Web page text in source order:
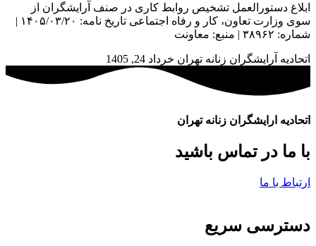
ابلاغ دستورالعمل تشخیص روابط کاری در صنف آرایشگران از
سوی وزارت تعاون، کار و رفاه اجتماعی تاریخ نامه: ۱۴۰۵/۰۳/۲۰ |
شماره: ۳۸۹۶۲ | منبع: معاونت
اتحادیه آرایشگران زنانه تهران خرداد 24, 1405
اتحادیه ارایشگران زنانه تهران
با ما در تماس باشید
ارتباط با ما
دسترسی سریع